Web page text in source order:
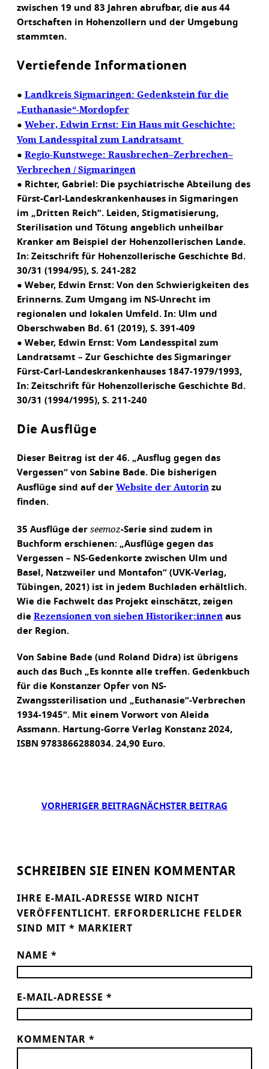
zwischen 19 und 83 Jahren abrufbar, die aus 44
Ortschaften in Hohenzollern und der Umgebung
stammten.
Vertiefende Informationen
● Landkreis Sigmaringen: Gedenkstein für die
„Euthanasie“-Mordopfer
● Weber, Edwin Ernst: Ein Haus mit Geschichte:
Vom Landesspital zum Landratsamt
● Regio-Kunstwege: Rausbrechen–Zerbrechen–
Verbrechen / Sigmaringen
● Richter, Gabriel: Die psychiatrische Abteilung des
Fürst-Carl-Landeskrankenhauses in Sigmaringen
im „Dritten Reich“. Leiden, Stigmatisierung,
Sterilisation und Tötung angeblich unheilbar
Kranker am Beispiel der Hohenzollerischen Lande.
In: Zeitschrift für Hohenzollerische Geschichte Bd.
30/31 (1994/95), S. 241-282
● Weber, Edwin Ernst: Von den Schwierigkeiten des
Erinnerns. Zum Umgang im NS-Unrecht im
regionalen und lokalen Umfeld. In: Ulm und
Oberschwaben Bd. 61 (2019), S. 391-409
● Weber, Edwin Ernst: Vom Landesspital zum
Landratsamt – Zur Geschichte des Sigmaringer
Fürst-Carl-Landeskrankenhauses 1847-1979/1993,
In: Zeitschrift für Hohenzollerische Geschichte Bd.
30/31 (1994/1995), S. 211-240
Die Ausflüge
Dieser Beitrag ist der 46. „Ausflug gegen das
Vergessen“ von Sabine Bade. Die bisherigen
Ausflüge sind auf der Website der Autorin zu
finden.
35 Ausflüge der seemoz-Serie sind zudem in
Buchform erschienen: „Ausflüge gegen das
Vergessen – NS-Gedenkorte zwischen Ulm und
Basel, Natzweiler und Montafon“ (UVK-Verlag,
Tübingen, 2021) ist in jedem Buchladen erhältlich.
Wie die Fachwelt das Projekt einschätzt, zeigen
die Rezensionen von sieben Historiker:innen aus
der Region.
Von Sabine Bade (und Roland Didra) ist übrigens
auch das Buch „Es konnte alle treffen. Gedenkbuch
für die Konstanzer Opfer von NS-
Zwangssterilisation und „Euthanasie“-Verbrechen
1934-1945“. Mit einem Vorwort von Aleida
Assmann. Hartung-Gorre Verlag Konstanz 2024,
ISBN 9783866288034. 24,90 Euro.
VORHERIGER BEITRAG NÄCHSTER BEITRAG
SCHREIBEN SIE EINEN KOMMENTAR
IHRE E-MAIL-ADRESSE WIRD NICHT
VERÖFFENTLICHT.
ERFORDERLICHE FELDER
SIND MIT * MARKIERT
NAME *
E-MAIL-ADRESSE *
KOMMENTAR *